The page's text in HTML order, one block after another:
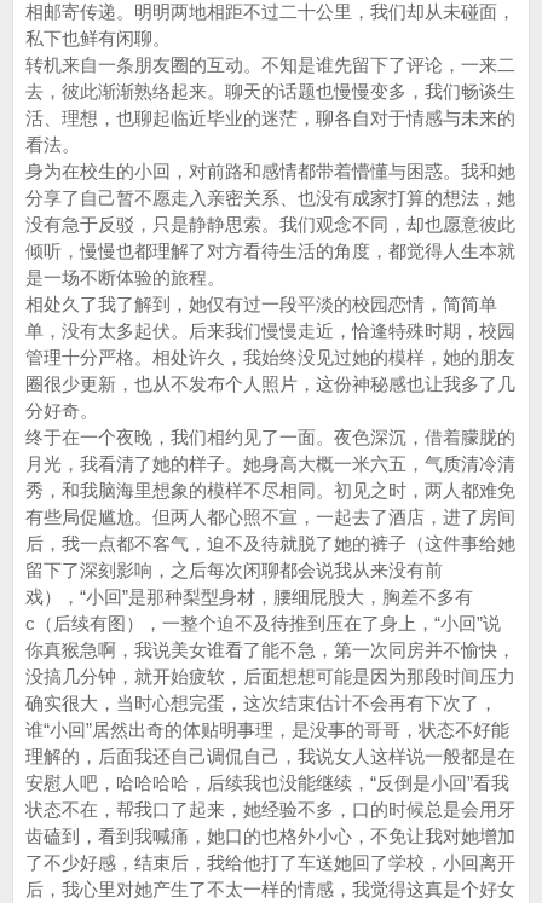
相邮寄传递。明明两地相距不过二十公里，我们却从未碰面，
私下也鲜有闲聊。
转机来自一条朋友圈的互动。不知是谁先留下了评论，一来二
去，彼此渐渐熟络起来。聊天的话题也慢慢变多，我们畅谈生
活、理想，也聊起临近毕业的迷茫，聊各自对于情感与未来的
看法。
身为在校生的小回，对前路和感情都带着懵懂与困惑。我和她
分享了自己暂不愿走入亲密关系、也没有成家打算的想法，她
没有急于反驳，只是静静思索。我们观念不同，却也愿意彼此
倾听，慢慢也都理解了对方看待生活的角度，都觉得人生本就
是一场不断体验的旅程。
相处久了我了解到，她仅有过一段平淡的校园恋情，简简单
单，没有太多起伏。后来我们慢慢走近，恰逢特殊时期，校园
管理十分严格。相处许久，我始终没见过她的模样，她的朋友
圈很少更新，也从不发布个人照片，这份神秘感也让我多了几
分好奇。
终于在一个夜晚，我们相约见了一面。夜色深沉，借着朦胧的
月光，我看清了她的样子。她身高大概一米六五，气质清冷清
秀，和我脑海里想象的模样不尽相同。初见之时，两人都难免
有些局促尴尬。但两人都心照不宣，一起去了酒店，进了房间
后，我一点都不客气，迫不及待就脱了她的裤子（这件事给她
留下了深刻影响，之后每次闲聊都会说我从来没有前
戏），“小回”是那种梨型身材，腰细屁股大，胸差不多有
c（后续有图），一整个迫不及待推到压在了身上，“小回”说
你真猴急啊，我说美女谁看了能不急，第一次同房并不愉快，
没搞几分钟，就开始疲软，后面想想可能是因为那段时间压力
确实很大，当时心想完蛋，这次结束估计不会再有下次了，
谁“小回”居然出奇的体贴明事理，是没事的哥哥，状态不好能
理解的，后面我还自己调侃自己，我说女人这样说一般都是在
安慰人吧，哈哈哈哈，后续我也没能继续，“反倒是小回”看我
状态不在，帮我口了起来，她经验不多，口的时候总是会用牙
齿磕到，看到我喊痛，她口的也格外小心，不免让我对她增加
了不少好感，结束后，我给他打了车送她回了学校，小回离开
后，我心里对她产生了不太一样的情感，我觉得这真是个好女